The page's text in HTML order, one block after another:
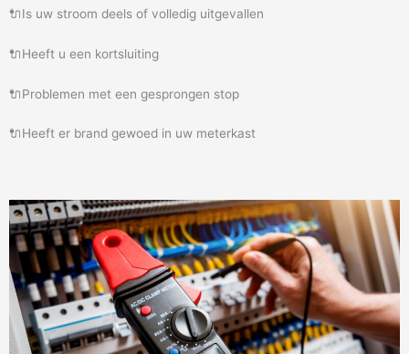
🔌Is uw stroom deels of volledig uitgevallen
🔌Heeft u een kortsluiting
🔌Problemen met een gesprongen stop
🔌Heeft er brand gewoed in uw meterkast